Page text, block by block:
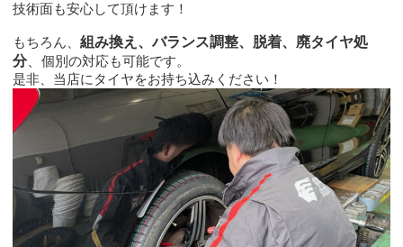
技術面も安心して頂けます！
もちろん、 組み換え、バランス調整、脱着、廃タイヤ処
分、 個別の対応も可能です。
是非、当店にタイヤをお持ち込みください！